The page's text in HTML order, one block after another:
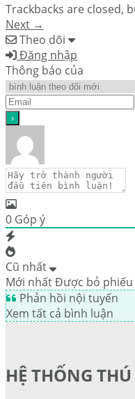
Trackbacks are closed,
Next →
Theo dõi
Đăng nhập
Thông báo của
0 Góp ý
Cũ nhất
Mới nhấtĐược bỏ
Phản hồi nội tuyến
Xem tất cả bình luận
HỆ THỐNG